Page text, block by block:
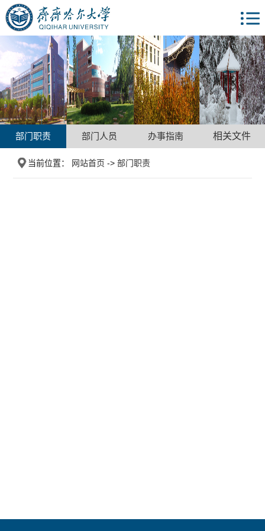
部门职责 部门人员 办事指南 相关文件
当前位置： 网站首页 ->部门职责